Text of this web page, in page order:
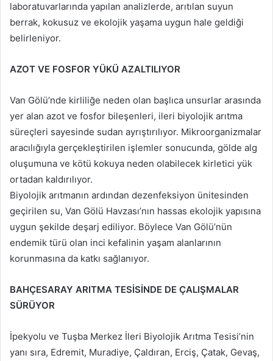
laboratuvarlarında yapılan analizlerde, arıtılan suyun
berrak, kokusuz ve ekolojik yaşama uygun hale geldiği
belirleniyor.
AZOT VE FOSFOR YÜKÜ AZALTILIYOR
Van Gölü’nde kirliliğe neden olan başlıca unsurlar arasında
yer alan azot ve fosfor bileşenleri, ileri biyolojik arıtma
süreçleri sayesinde sudan ayrıştırılıyor. Mikroorganizmalar
aracılığıyla gerçekleştirilen işlemler sonucunda, gölde alg
oluşumuna ve kötü kokuya neden olabilecek kirletici yük
ortadan kaldırılıyor.
Biyolojik arıtmanın ardından dezenfeksiyon ünitesinden
geçirilen su, Van Gölü Havzası’nın hassas ekolojik yapısına
uygun şekilde deşarj ediliyor. Böylece Van Gölü’nün
endemik türü olan inci kefalinin yaşam alanlarının
korunmasına da katkı sağlanıyor.
BAHÇESARAY ARITMA TESİSİNDE DE ÇALIŞMALAR
SÜRÜYOR
İpekyolu ve Tuşba Merkez İleri Biyolojik Arıtma Tesisi’nin
yanı sıra, Edremit, Muradiye, Çaldıran, Erciş, Çatak, Gevaş,